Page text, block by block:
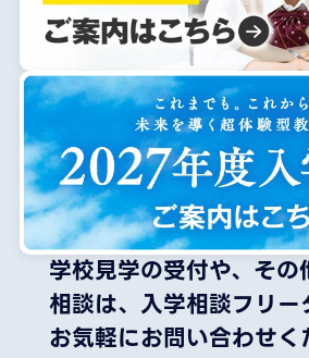
学校見学の受付や、そ
相談は、 入学相談フリー
お気軽にお問い合わせく